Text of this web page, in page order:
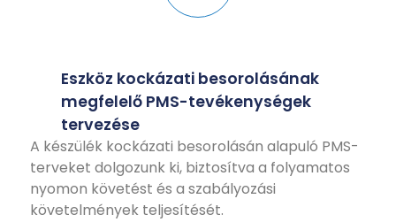
Eszköz kockázati besorolásának
megfelelő PMS-tevékenységek
tervezése
A készülék kockázati besorolásán alapuló PMS-
terveket dolgozunk ki, biztosítva a folyamatos
nyomon követést és a szabályozási
követelmények teljesítését.